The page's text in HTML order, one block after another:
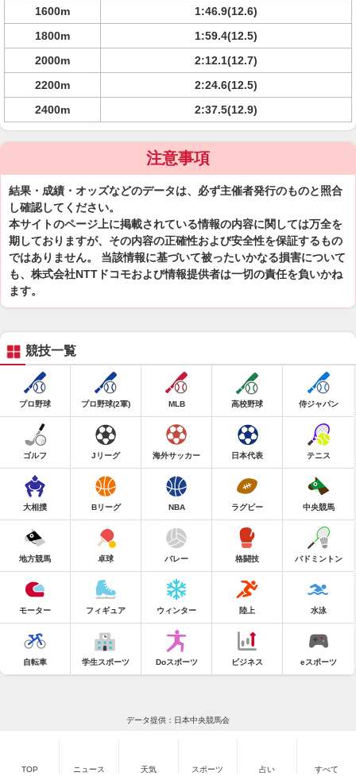
1600m
1:46.9(12.6)
1800m
1:59.4(12.5)
2000m
2:12.1(12.7)
2200m
2:24.6(12.5)
2400m
2:37.5(12.9)
注意事項
結果・成績・オッズなどのデータは、必ず主催者発行のものと照合
し確認してください。
本サイトのページ上に掲載されている情報の内容に関しては万全を
期しておりますが、その内容の正確性および安全性を保証するもの
ではありません。 当該情報に基づいて被ったいかなる損害について
も、株式会社NTTドコモおよび情報提供者は一切の責任を負いかね
ます。
競技一覧
プロ野球 プロ野球(2軍) MLB 高校野球 侍ジャパン
ゴルフ Jリーグ 海外サッカー 日本代表 テニス
大相撲 Bリーグ NBA ラグビー 中央競馬
地方競馬 卓球 バレー 格闘技 バドミントン
モーター フィギュア ウィンター 陸上 水泳
自転車 学生スポーツ Doスポーツ ビジネス eスポーツ
データ提供：日本中央競馬会
TOP ニュース 天気 スポーツ 占い すべて